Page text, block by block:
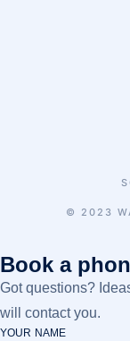
© 2023
Book a
Got questions?
will contact you.
YOUR NAME